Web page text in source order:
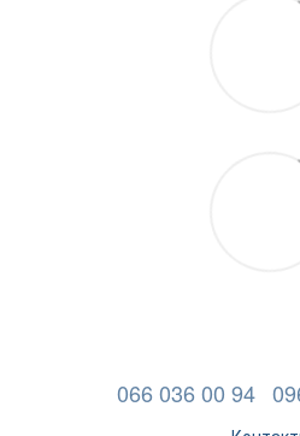
066 036 00 94